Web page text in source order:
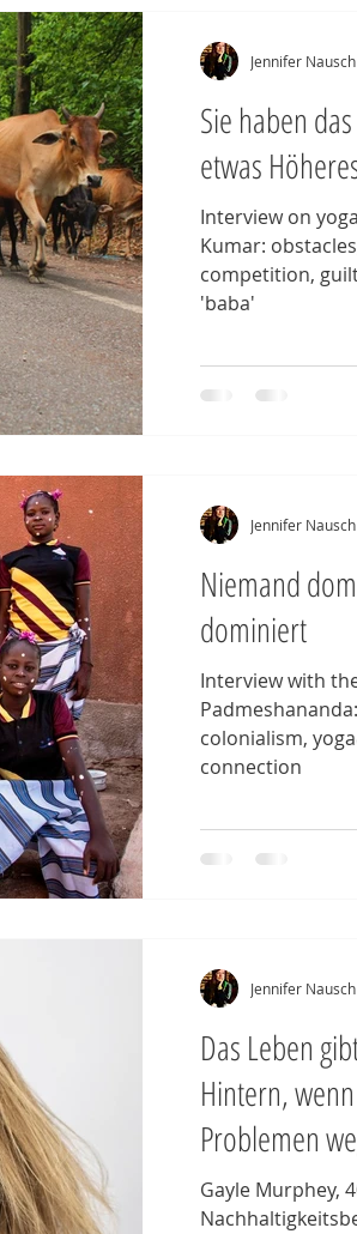
Sie haben
etwas
Interview on
Kumar:
competition,
'baba'
Jennifer Nausch
Niemand
dominiert
Interview with
colonialism,
connection
Jennifer Nausch
Das Leben
Hintern,
Problemen
Gayle Murphey,
Jennifer Nausch